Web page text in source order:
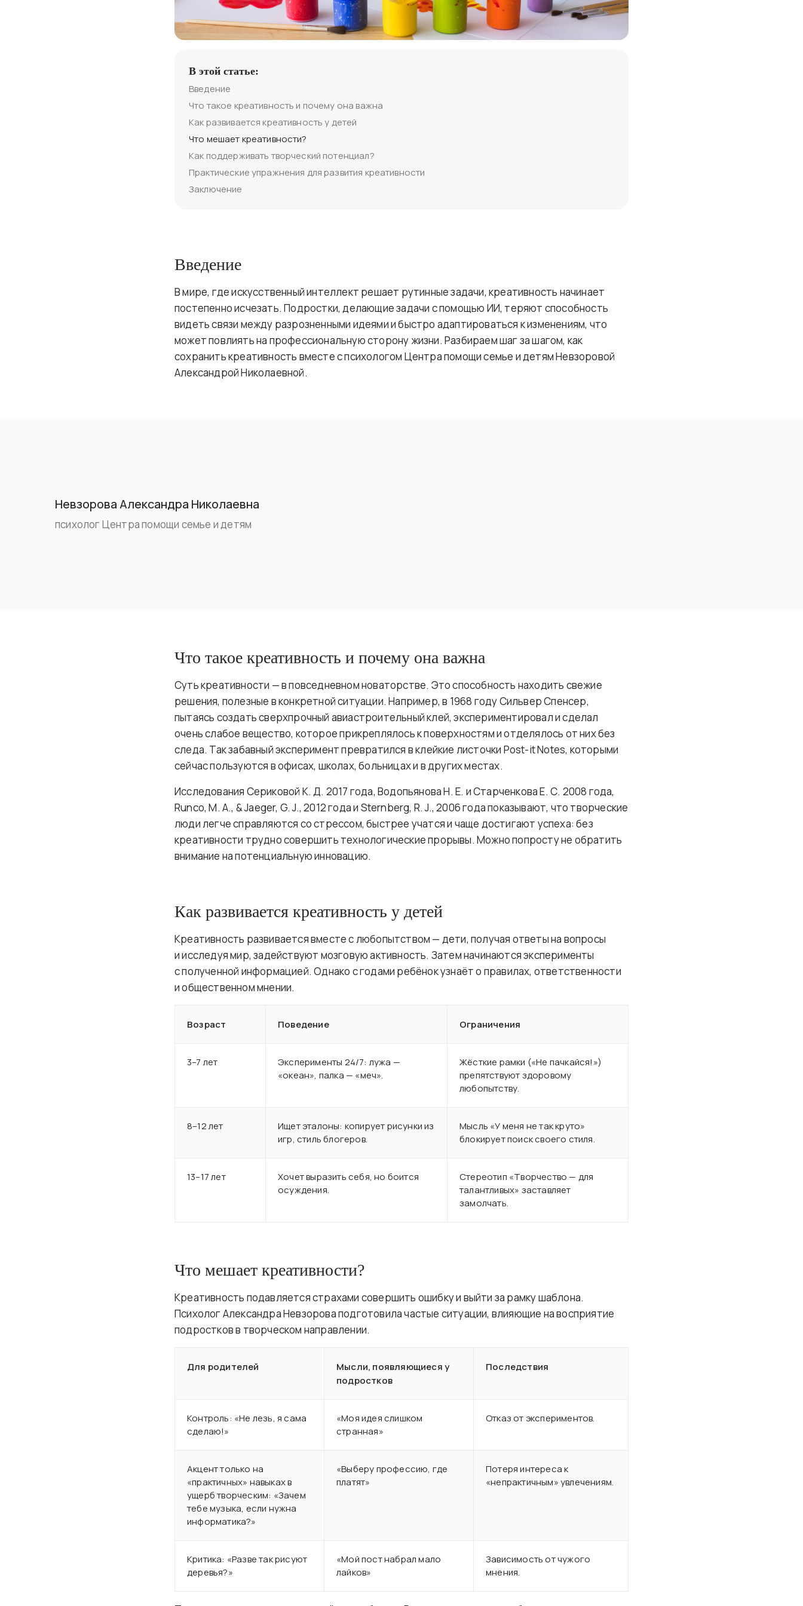
В этой статье:
Введение
Что такое креативность и почему она важна
Как развивается креативность у детей
Что мешает креативности?
Как поддерживать творческий потенциал?
Практические упражнения для развития креативности
Заключение
Введение
В мире, где искусственный интеллект решает рутинные задачи, креативность начинает
постепенно исчезать. Подростки, делающие задачи с помощью ИИ, теряют способность
видеть связи между разрозненными идеями и быстро адаптироваться к изменениям, что
может повлиять на профессиональную сторону жизни. Разбираем шаг за шагом, как
сохранить креативность вместе с психологом Центра помощи семье и детям Невзоровой
Александрой Николаевной.
Невзорова Александра Николаевна
психолог Центра помощи семье и детям
Что такое креативность и почему она важна
Суть креативности — в повседневном новаторстве. Это способность находить свежие
решения, полезные в конкретной ситуации. Например, в 1968 году Сильвер Спенсер,
пытаясь создать сверхпрочный авиастроительный клей, экспериментировал и сделал
очень слабое вещество, которое прикреплялось к поверхностям и отделялось от них без
следа. Так забавный эксперимент превратился в клейкие листочки Post-it Notes, которыми
сейчас пользуются в офисах, школах, больницах и в других местах.
Исследования Сериковой К. Д. 2017 года, Водопьянова Н. Е. и Старченкова Е. С. 2008 года,
Runco, M. A., & Jaeger, G. J., 2012 года и Sternberg, R. J., 2006 года показывают, что творческие
люди легче справляются со стрессом, быстрее учатся и чаще достигают успеха: без
креативности трудно совершить технологические прорывы. Можно попросту не обратить
внимание на потенциальную инновацию.
Как развивается креативность у детей
Креативность развивается вместе с любопытством — дети, получая ответы на вопросы
и исследуя мир, задействуют мозговую активность. Затем начинаются эксперименты
с полученной информацией. Однако с годами ребёнок узнаёт о правилах, ответственности
и общественном мнении.
Возраст Поведение Ограничения
3–7 лет
Эксперименты 24/7: лужа —
«океан», палка — «меч».
Жёсткие рамки («Не пачкайся!»)
препятствуют здоровому
любопытству.
8–12 лет
Ищет эталоны: копирует рисунки из
игр, стиль блогеров.
Мысль «У меня не так круто»
блокирует поиск своего стиля.
13–17 лет
Хочет выразить себя, но боится
осуждения.
Стереотип «Творчество — для
талантливых» заставляет
замолчать.
Что мешает креативности?
Креативность подавляется страхами совершить ошибку и выйти за рамку шаблона.
Психолог Александра Невзорова подготовила частые ситуации, влияющие на восприятие
подростков в творческом направлении.
Для родителей
Мысли, появляющиеся у
подростков
Последствия
Контроль: «Не лезь, я сама
сделаю!»
«Моя идея слишком
странная»
Отказ от экспериментов.
Акцент только на
«практичных» навыках в
ущерб творческим: «Зачем
тебе музыка, если нужна
информатика?»
«Выберу профессию, где
платят»
Потеря интереса к
«непрактичным» увлечениям.
Критика: «Разве так рисуют
деревья?»
«Мой пост набрал мало
лайков»
Зависимость от чужого
мнения.